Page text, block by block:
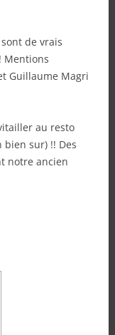
de vrais
Mentions
Guillaume Magri
au resto
bien sur) !! Des
notre ancien